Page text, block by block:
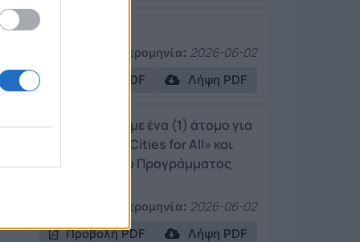
Ημερομηνία: 2026-06-02
Προβολή PDF Λήψη PDF
μίσθωσης έργου με ένα (1) άτομο για
τίτλο: «Accessible Cities for All» και
στο πλαίσιο του Προγράμματος
Ημερομηνία: 2026-06-02
Προβολή PDF Λήψη PDF